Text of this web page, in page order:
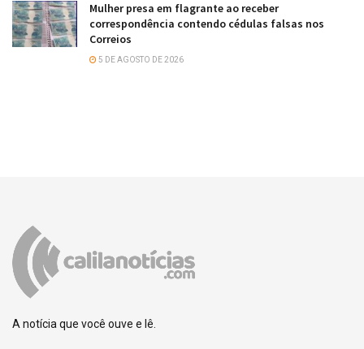
Mulher presa em flagrante ao receber
correspondência contendo cédulas falsas nos
Correios
5 DE AGOSTO DE 2026
A notícia que você ouve e lê.